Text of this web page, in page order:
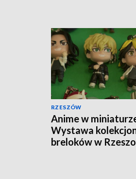
RZESZÓW
Anime w
Wystawa
breloków w